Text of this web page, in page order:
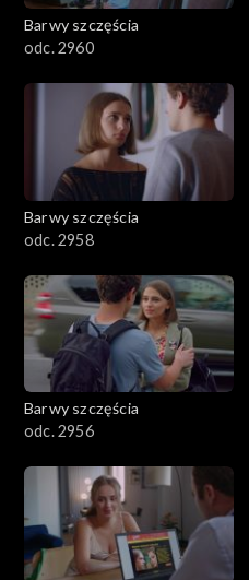
Barwy szczęścia
odc. 2960
Barwy szczęścia
odc. 2958
Barwy szczęścia
odc. 2956